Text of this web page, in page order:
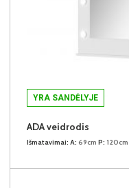
YRA SANDĖLYJE
ADA veidrodis
Išmatavimai: A: 69cm P: 120cm